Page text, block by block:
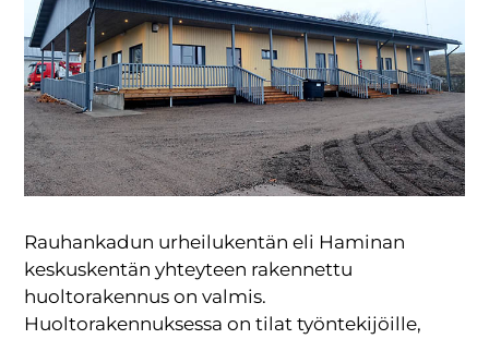
Rauhankadun urheilukentän eli Haminan
keskuskentän yhteyteen rakennettu
huoltorakennus on valmis.
Huoltorakennuksessa on tilat työntekijöille,